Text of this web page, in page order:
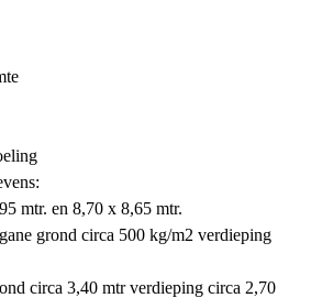
mtr. en 8,70 x 8,65 mtr.
grond circa 500 kg/m2 verdieping
circa 3,40 mtr verdieping circa 2,70